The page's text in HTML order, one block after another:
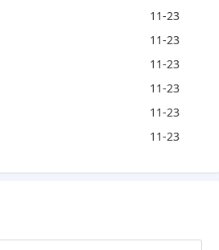
11-23
11-23
11-23
11-23
11-23
11-23